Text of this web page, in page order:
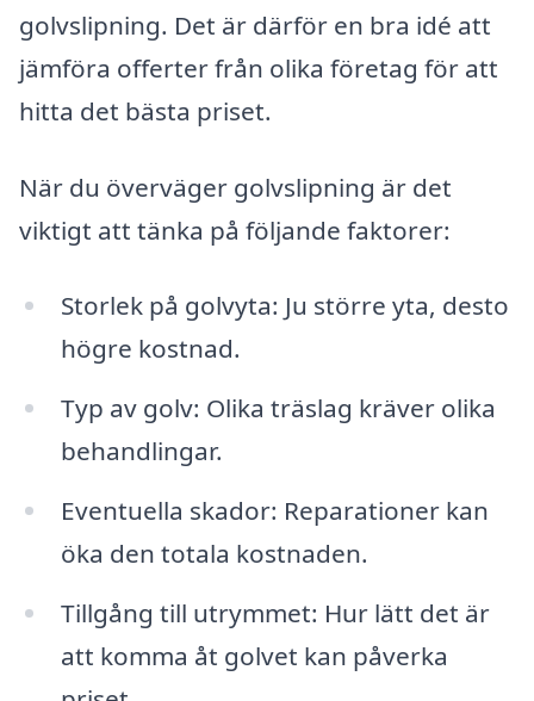
golvslipning. Det är därför en bra idé att
jämföra offerter från olika företag för att
hitta det bästa priset.
När du överväger golvslipning är det
viktigt att tänka på följande faktorer:
Storlek på golvyta: Ju större yta, desto
högre kostnad.
Typ av golv: Olika träslag kräver olika
behandlingar.
Eventuella skador: Reparationer kan
öka den totala kostnaden.
Tillgång till utrymmet: Hur lätt det är
att komma åt golvet kan påverka